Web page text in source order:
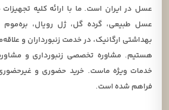
عسل در ایران است. ما با ارائه کلیه تجهیزات
عسل طبیعی، گرده گل، ژل رویال، بره‌موم
بهداشتی ارگانیک، در خدمت زنبورداران و
هستیم. مشاوره تخصصی زنبورداری و مشاوره
خدمات ویژه ماست. خرید حضوری و غیرحضوری
فراهم شده است.